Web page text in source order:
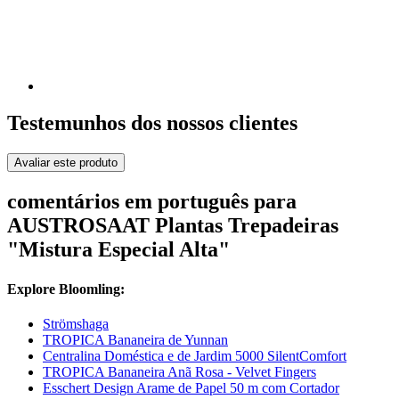
Testemunhos dos nossos clientes
Avaliar este produto
comentários em português para
AUSTROSAAT Plantas Trepadeiras
"Mistura Especial Alta"
Explore Bloomling:
Strömshaga
TROPICA Bananeira de Yunnan
Centralina Doméstica e de Jardim 5000 SilentComfort
TROPICA Bananeira Anã Rosa - Velvet Fingers
Esschert Design Arame de Papel 50 m com Cortador